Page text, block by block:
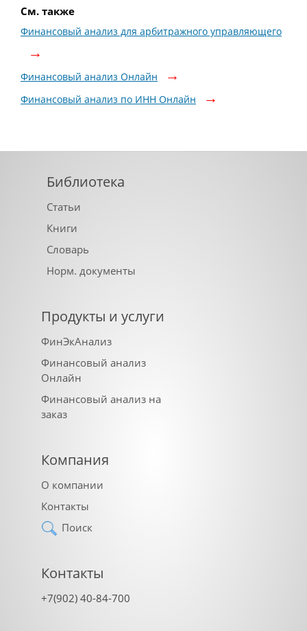
См. также
Финансовый анализ для арбитражного управляющего
Финансовый анализ Онлайн
Финансовый анализ по ИНН Онлайн
Библиотека
Статьи
Книги
Словарь
Норм. документы
Продукты и услуги
ФинЭкАнализ
Финансовый анализ
Онлайн
Финансовый анализ на
заказ
Компания
О компании
Контакты
Поиск
Контакты
+7(902) 40-84-700